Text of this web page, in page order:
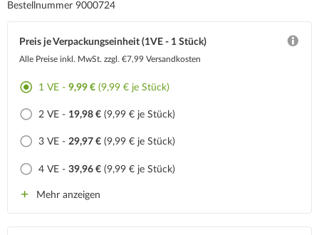
Bestellnummer 9000724
Preis je Verpackungseinheit (1VE - 1 Stück)
Alle Preise inkl. MwSt. zzgl. €7,99 Versandkosten
1 VE - 9,99 € (9,99 € je Stück)
2 VE - 19,98 € (9,99 € je Stück)
3 VE - 29,97 € (9,99 € je Stück)
4 VE - 39,96 € (9,99 € je Stück)
Mehr anzeigen